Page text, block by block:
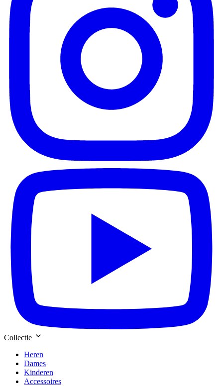
Collectie
Heren
Dames
Kinderen
Accessoires